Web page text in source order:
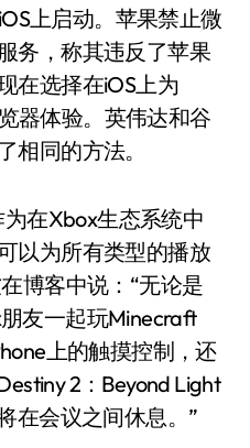
上启动。苹果禁止微
务，称其违反了苹果
在选择在iOS上为
器体验。英伟达和谷
相同的方法。
在Xbox生态系统中
以为所有类型的播放
博客中说：“无论是
友一起玩Minecraft
上的触摸控制，还
2：Beyond Light
在会议之间休息。”